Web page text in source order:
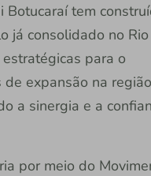
Botucaraí tem
já consolidado no
para o
expansão na
a sinergia e a
por meio do